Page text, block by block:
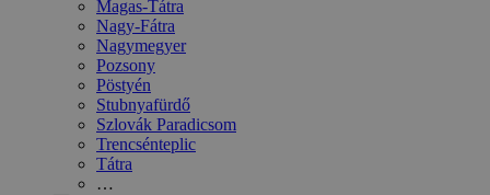
Magas-Tátra
Nagy-Fátra
Nagymegyer
Pozsony
Pöstyén
Stubnyafürdő
Szlovák Paradicsom
Trencsénteplic
Tátra
…